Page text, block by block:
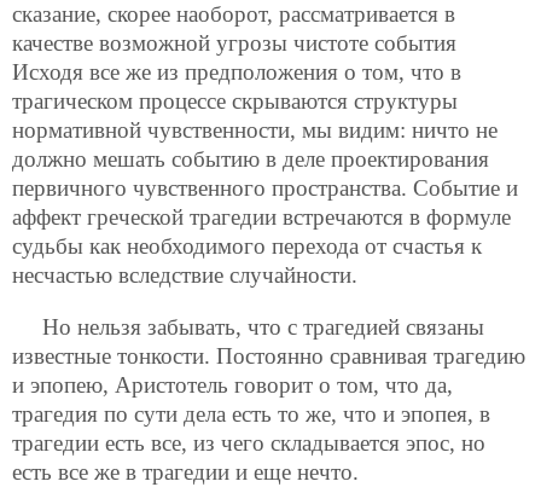
сказание, скорее наоборот, рассматривается в
качестве возможной угрозы чистоте события
Исходя все же из предположения о том, что в
трагическом процессе скрываются структуры
нормативной чувственности, мы видим: ничто не
должно мешать событию в деле проектирования
первичного чувственного пространства. Событие и
аффект греческой трагедии встречаются в формуле
судьбы как необходимого перехода от счастья к
несчастью вследствие случайности.
Но нельзя забывать, что с трагедией связаны
известные тонкости. Постоянно сравнивая трагедию
и эпопею, Аристотель говорит о том, что да,
трагедия по сути дела есть то же, что и эпопея, в
трагедии есть все, из чего складывается эпос, но
есть все же в трагедии и еще нечто.